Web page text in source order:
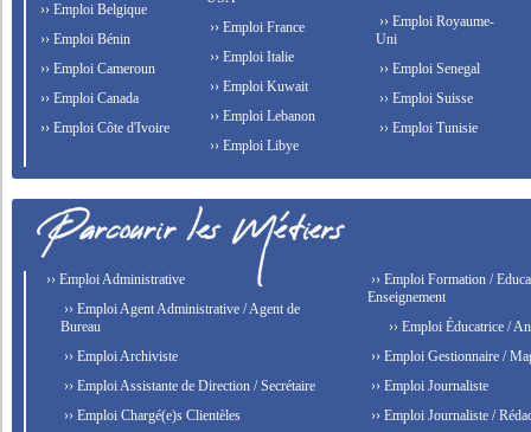
›› Emploi Belgique
›› Emploi Bénin
›› Emploi Cameroun
›› Emploi Canada
›› Emploi Côte d'Ivoire
›› Emploi France
›› Emploi Italie
›› Emploi Kuwait
›› Emploi Lebanon
›› Emploi Libye
›› Emploi Royaume-
Uni
›› Emploi Senegal
›› Emploi Suisse
›› Emploi Tunisie
›› Emploi Administrative
›› Emploi Agent Administrative / Agent de
Bureau
›› Emploi Archiviste
›› Emploi Assistante de Direction / Secrétaire
›› Emploi Chargé(e)s Clientèles
›› Emploi Formation /
Enseignement
›› Emploi Éducatrice /
›› Emploi Gestionnaire /
›› Emploi Journaliste
›› Emploi Journaliste /